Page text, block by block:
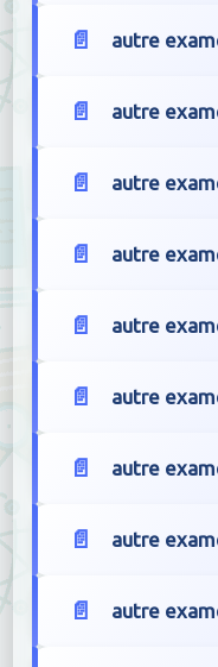
autre
autre
autre
autre
autre
autre
autre
autre
autre